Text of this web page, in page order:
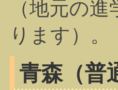
（地元の
ります）。
青森（普